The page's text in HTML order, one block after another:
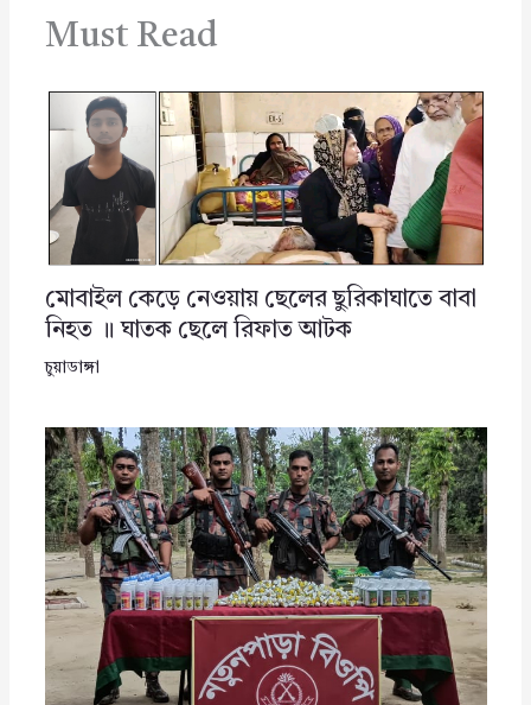
Must Read
মোবাইল কেড়ে নেওয়ায় ছেলের ছুরিকাঘাতে বাবা
নিহত ॥ ঘাতক ছেলে রিফাত আটক
চুয়াডাঙ্গা